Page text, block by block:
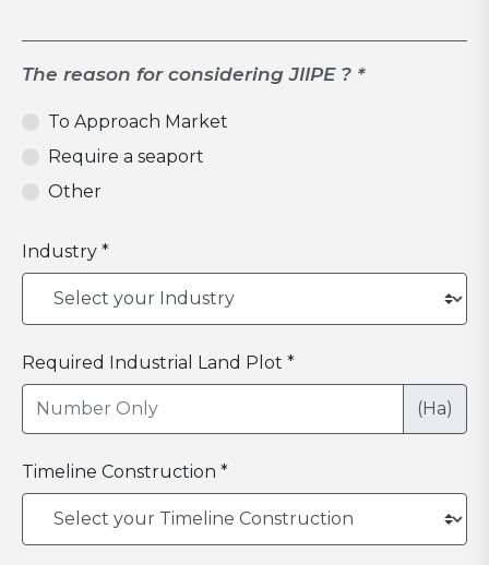
The reason for considering JIIPE ? *
To Approach Market
Require a seaport
Other
Industry *
Required Industrial Land Plot *
(Ha)
Timeline Construction *